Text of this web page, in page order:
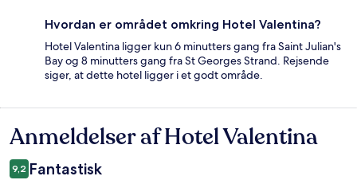
Hvordan er området omkring Hotel Valentina?
Hotel Valentina ligger kun 6 minutters gang fra Saint Julian's
Bay og 8 minutters gang fra St Georges Strand. Rejsende
siger, at dette hotel ligger i et godt område.
Anmeldelser
Anmeldelser af Hotel Valentina
9,2 Fantastisk